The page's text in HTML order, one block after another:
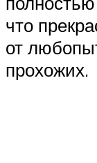
что
от
прохожих.